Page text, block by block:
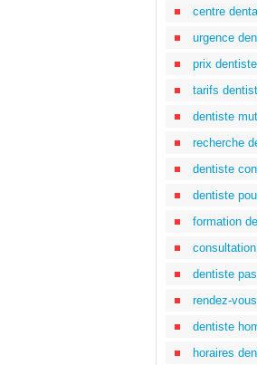
centre
urgence
prix dentiste
tarifs
dentiste
recherche
dentiste
dentiste
formation
dentiste
rendez-
dentiste
horaires